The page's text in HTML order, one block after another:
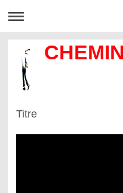
Titre